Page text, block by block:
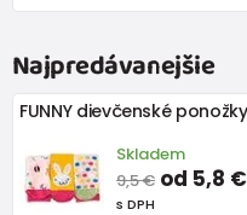
Najpredávanejšie
Skladem
9,5 € od 5,8 €
s DPH